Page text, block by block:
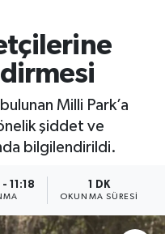
Milli Park’a
şiddet ve
bilgilendirildi.
11:18 1 DK
OKUNMA SÜRESI